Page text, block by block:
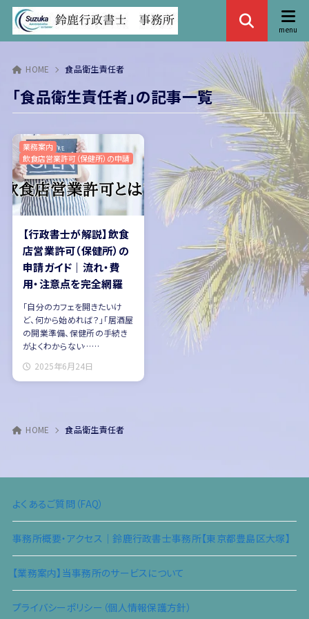
HOME 食品衛生責任者
「食品衛生責任者」の記事一覧
【行政書士が解説】飲食
店営業許可（保健所）の
申請ガイド｜流れ・費
用・注意点を完全網羅
「自分のカフェを開きたいけ
ど、何から始めれば？」「居酒屋
の開業準備、保健所の手続き
がよくわからない……
2025年6月24日
業務案内
飲食店営業許可（保健所）の申請
HOME 食品衛生責任者
よくあるご質問（FAQ）
事務所概要・アクセス｜鈴鹿行政書士事務所【東京都豊島区大塚】
【業務案内】当事務所のサービスについて
プライバシーポリシー（個人情報保護方針）